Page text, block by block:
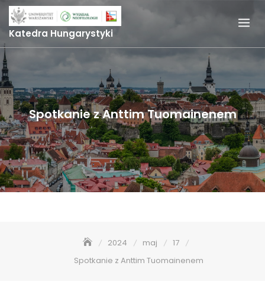
Skip
content
Katedra Hungarystyki
Spotkanie z Anttim Tuomainenem
2024 maj
17
Spotkanie z Anttim Tuomainenem